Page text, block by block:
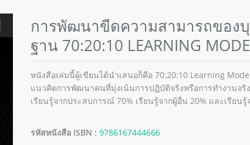
การพัฒนาขีดความสามารถของ
ฐาน 70:20:10 LEARNING
หนังสือเล่มนี้ผู้เขียนได้นำเสนอก็คือ 70:20:10 Learning
แนวคิดการพัฒนาคนที่มุ่งเน้นการปฏิบัติจริงหรือการทำงานจริ
เรียนรู้จากประสบการณ์ 70% เรียนรู้จากผู้อื่น 20% และเรียน
รหัสหนังสือ ISBN : 9786167444666